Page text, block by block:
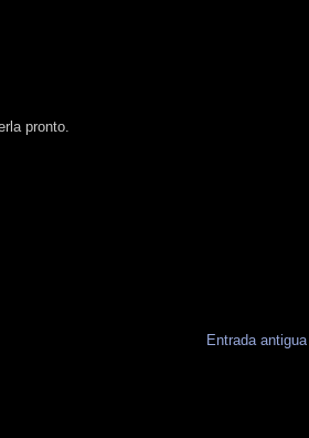
pronto.
Entrada antigua